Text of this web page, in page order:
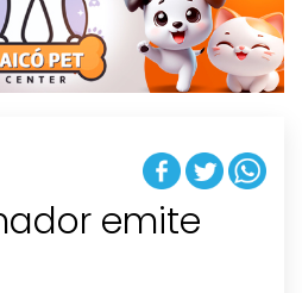
t
i
o
n
emite